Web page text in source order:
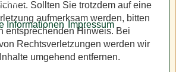
Sollten Sie trotzdem auf eine
aufmerksam werden, bitten
entsprechenden Hinweis. Bei
Rechtsverletzungen werden wir
umgehend entfernen.
Informationen Impressum